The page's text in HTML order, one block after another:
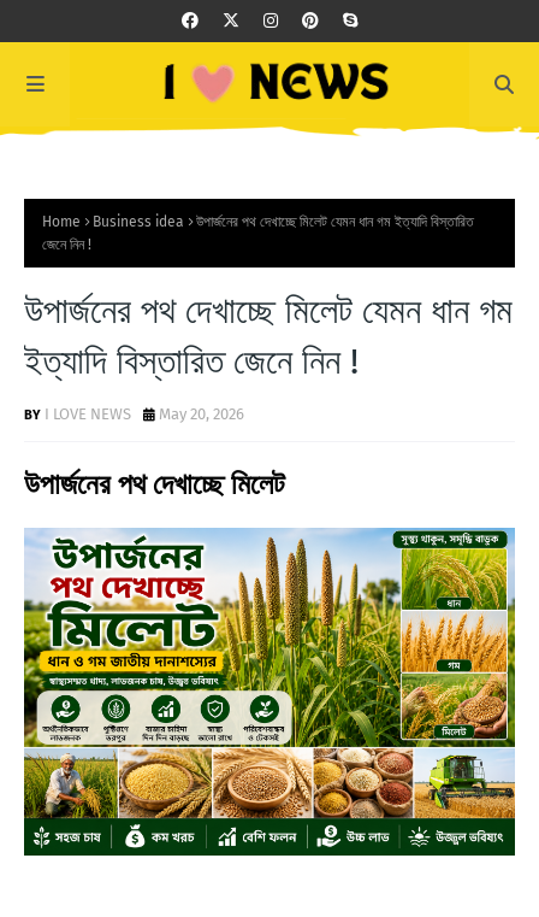
Home Business idea
উপার্জনের পথ দেখাচ্ছে মিলেট যেমন ধান গম ইত্যাদি বিস্তারিত
জেনে নিন !
উপার্জনের পথ দেখাচ্ছে মিলেট যেমন ধান গম
ইত্যাদি বিস্তারিত জেনে নিন !
I LOVE NEWS May 20, 2026
উপার্জনের পথ দেখাচ্ছে মিলেট